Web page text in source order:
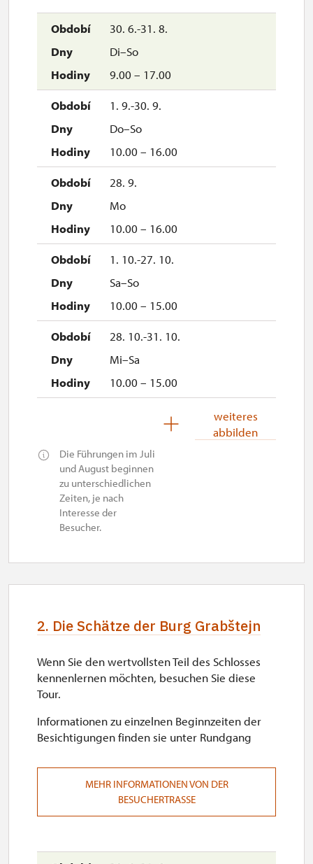
Wir akzeptieren Zahlungen nur in tschechischen Kronen.
An der Kasse ist die Zahlung mit Karte möglich.
30. 6.-31. 8.
Di–So
9.00 – 17.00
1. 9.-30. 9.
Do–So
10.00 – 16.00
28. 9.
Mo
10.00 – 16.00
1. 10.-27. 10.
Sa–So
10.00 – 15.00
28. 10.-31. 10.
Mi–Sa
10.00 – 15.00
10.00 – 15.00
weiteres
abbilden
Die Führungen im Juli
und August beginnen
zu unterschiedlichen
Zeiten, je nach
Interesse der
Besucher.
2. Die Schätze der Burg Grabštejn
Wenn Sie den wertvollsten Teil des Schlosses
kennenlernen möchten, besuchen Sie diese
Tour.
Informationen zu einzelnen Beginnzeiten der
Besichtigungen finden sie unter Rundgang
MEHR INFORMATIONEN VON DER
BESUCHERTRASSE